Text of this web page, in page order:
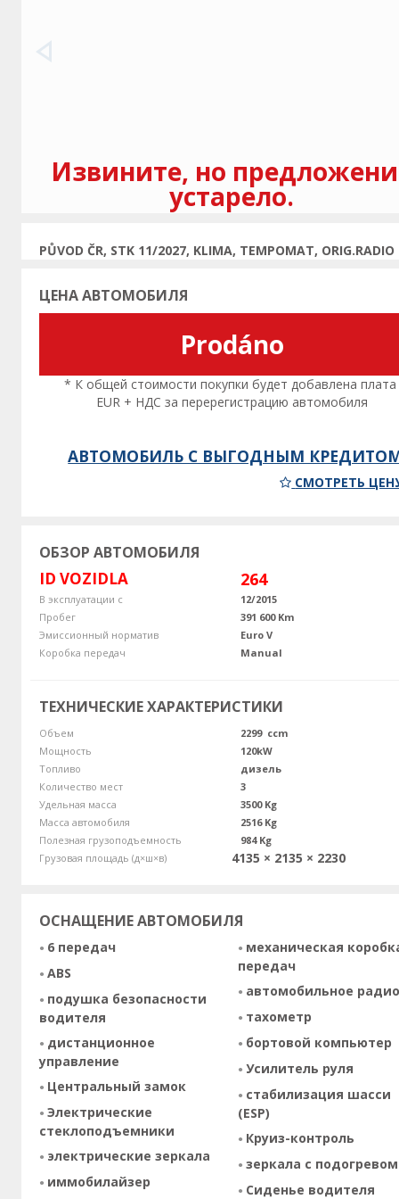
Извините, но
устарело.
PŮVOD ČR, STK 11/2027, KLIMA, TEMPOMAT, ORIG.RADIO
ЦЕНА АВТОМОБИЛЯ
Prodáno
* К общей стоимости покупки будет добавлена плата
EUR + НДС за перерегистрацию автомобиля
АВТОМОБИЛЬ С ВЫГОДНЫМ
СМОТРЕТЬ
ОБЗОР АВТОМОБИЛЯ
ID VOZIDLA 264
В эксплуатации с
12/2015
Пробег
391 600 Km
Эмиссионный норматив
Euro V
Коробка передач
Manual
ТЕХНИЧЕСКИЕ ХАРАКТЕРИСТИКИ
Объем
2299 ccm
Мощность
120kW
Топливо
дизель
Количество мест
3
Удельная масса
3500 Kg
Масса автомобиля
2516 Kg
Полезная грузоподъемность
984 Kg
Грузовая площадь (д×ш×в)
4135 × 2135 × 2230
ОСНАЩЕНИЕ АВТОМОБИЛЯ
6 передач
ABS
подушка безопасности
водителя
дистанционное
управление
Центральный замок
Электрические
стеклоподъемники
электрические зеркала
иммобилайзер
механическая
передач
автомобильное радио
тахометр
бортовой компьютер
Усилитель руля
стабилизация шасси
(ESP)
Круиз-контроль
зеркала с подогревом
Сиденье водителя